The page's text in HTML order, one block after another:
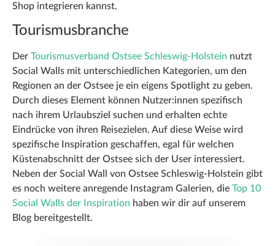
Shop integrieren kannst.
Tourismusbranche
Der Tourismusverband Ostsee Schleswig-Holstein nutzt
Social Walls mit unterschiedlichen Kategorien, um den
Regionen an der Ostsee je ein eigens Spotlight zu geben.
Durch dieses Element können Nutzer:innen spezifisch
nach ihrem Urlaubsziel suchen und erhalten echte
Eindrücke von ihren Reisezielen. Auf diese Weise wird
spezifische Inspiration geschaffen, egal für welchen
Küstenabschnitt der Ostsee sich der User interessiert.
Neben der Social Wall von Ostsee Schleswig-Holstein gibt
es noch weitere anregende Instagram Galerien, die Top 10
Social Walls der Inspiration haben wir dir auf unserem
Blog bereitgestellt.